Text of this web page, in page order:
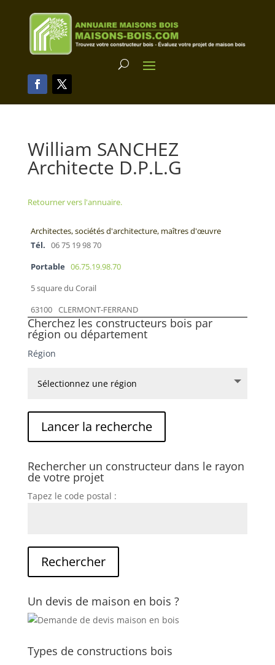
William SANCHEZ
Architecte D.P.L.G
Retourner vers l'annuaire.
Architectes, sociétés d'architecture, maîtres d'œuvre
Tél. 06 75 19 98 70
Portable 06.75.19.98.70
5 square du Corail
63100 CLERMONT-FERRAND
Cherchez les constructeurs bois par
région ou département
Région
Rechercher un constructeur dans le rayon
de votre projet
Tapez le code postal :
Un devis de maison en bois ?
Types de constructions bois